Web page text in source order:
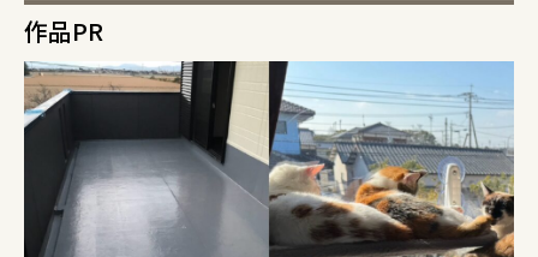
作品PR